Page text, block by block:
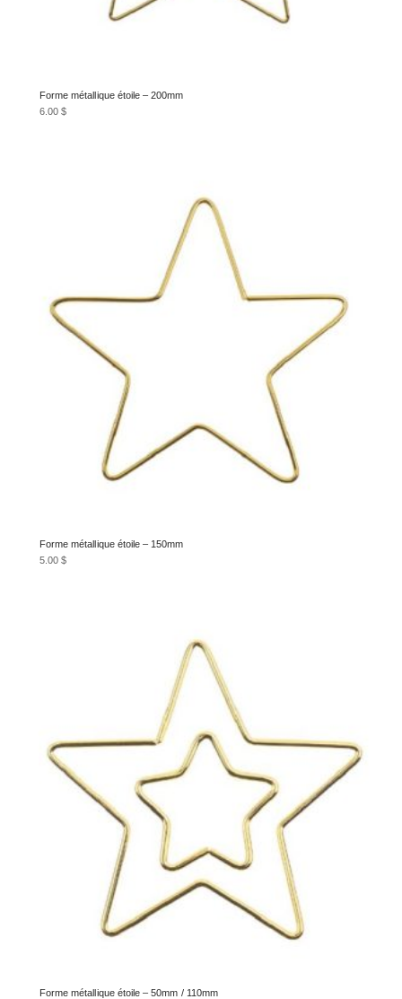
Forme métallique étoile – 200mm
6.00$
Forme métallique étoile – 150mm
5.00$
Forme métallique étoile – 50mm / 110mm